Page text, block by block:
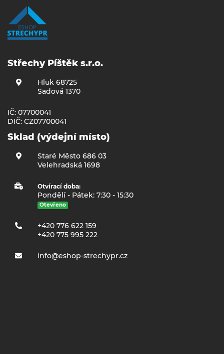
Střechy Píštěk s.r.o.
Hluk 68725
Sadová 1370
IČ: 07700041
DIČ: CZ07700041
Sklad (výdejní místo)
Staré Město 686 03
Velehradská 1698
Otvírací doba:
Pondělí - Pátek: 7:30 - 15:30
Otevřeno
+420 776 622 159
+420 775 995 222
info@eshop-strechypr.cz